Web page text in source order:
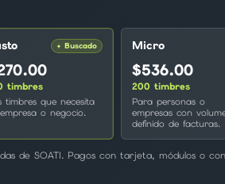
+ Buscado
timbres
timbres que necesita
o negocio.
Micro
$536.00
200 timbres
Para personas o
empresas con
definido de facturas.
de SOATI. Pagos con tarjeta, módulos o